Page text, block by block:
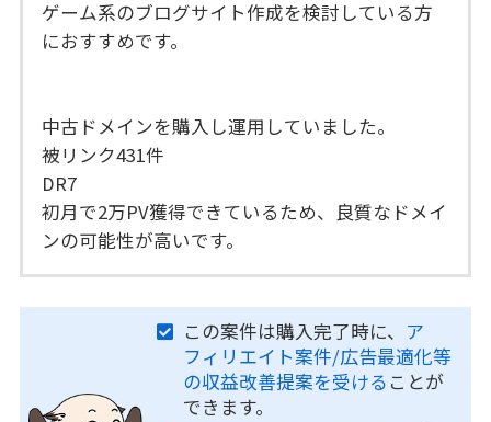
ゲーム系のブログサイト作成を検討している方
におすすめです。
中古ドメインを購入し運用していました。
被リンク431件
DR7
初月で2万PV獲得できているため、良質なドメイ
ンの可能性が高いです。
この案件は購入完了時に、 ア
フィリエイト案件/広告最適化等
の収益改善提案を受ける ことが
できます。